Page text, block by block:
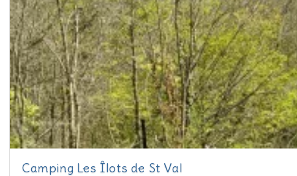
Camping Les Îlots de St Val